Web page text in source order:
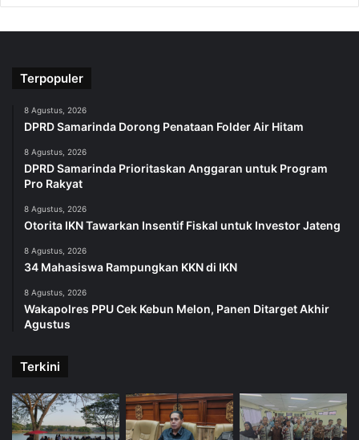
Terpopuler
8 Agustus, 2026
DPRD Samarinda Dorong Penataan Folder Air Hitam
8 Agustus, 2026
DPRD Samarinda Prioritaskan Anggaran untuk Program
Pro Rakyat
8 Agustus, 2026
Otorita IKN Tawarkan Insentif Fiskal untuk Investor Jateng
8 Agustus, 2026
34 Mahasiswa Rampungkan KKN di IKN
8 Agustus, 2026
Wakapolres PPU Cek Kebun Melon, Panen Ditarget Akhir
Agustus
Terkini